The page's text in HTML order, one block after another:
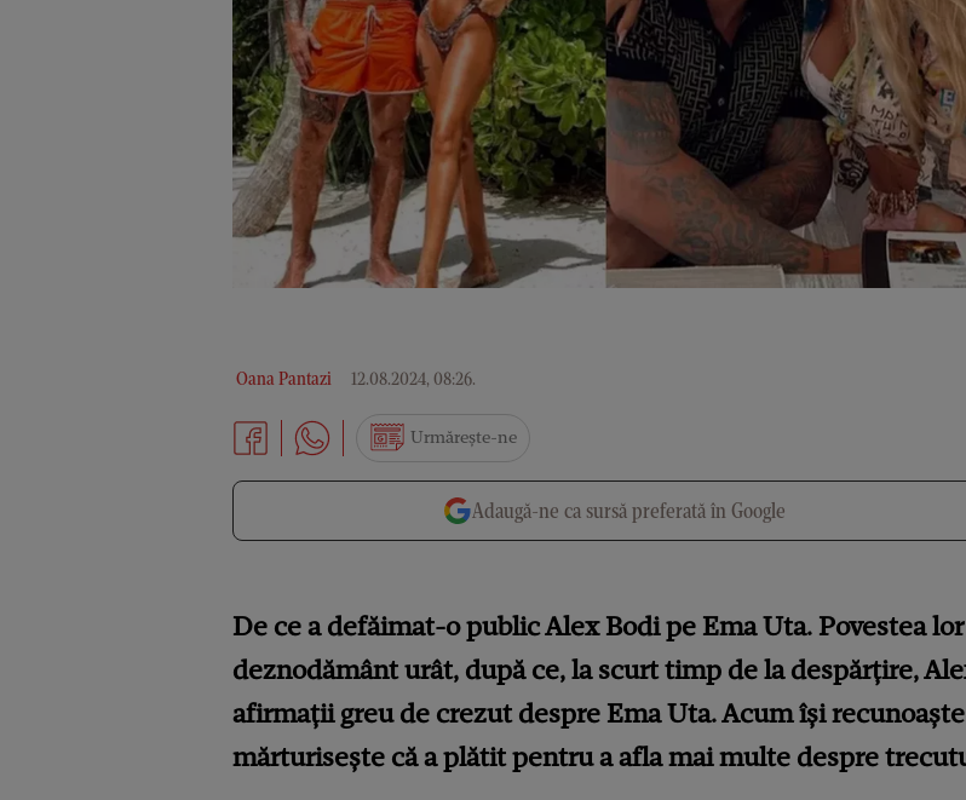
Oana Pantazi 12.08.2024, 08:26.
Urmărește-ne
Adaugă-ne ca sursă preferată în Google
De ce a defăimat-o public Alex Bodi pe Ema Uta. Povestea
deznodământ urât, după ce, la scurt timp de la despărțire,
afirmații greu de crezut despre Ema Uta. Acum își
mărturisește că a plătit pentru a afla mai multe despre